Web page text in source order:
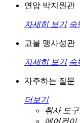
연암 박지원관
자세히 보기 숙
고불 맹사성관
자세히 보기 숙
자주하는 질문
더보기
취사 도
에어컨이